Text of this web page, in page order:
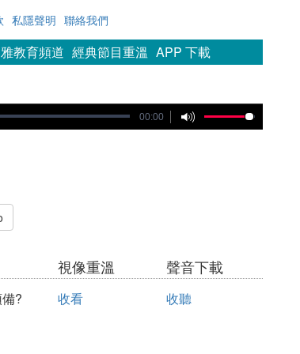
私隱聲明 聯絡我們
教育頻道 經典節目重溫 APP 下載
00:00
視像重溫 聲音下載
? 收看 收聽